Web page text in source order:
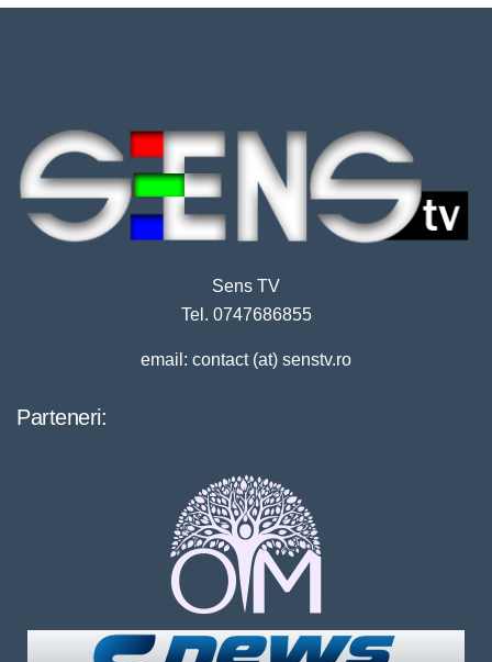
Sens TV
Tel. 0747686855
email: contact (at) senstv.ro
Parteneri: